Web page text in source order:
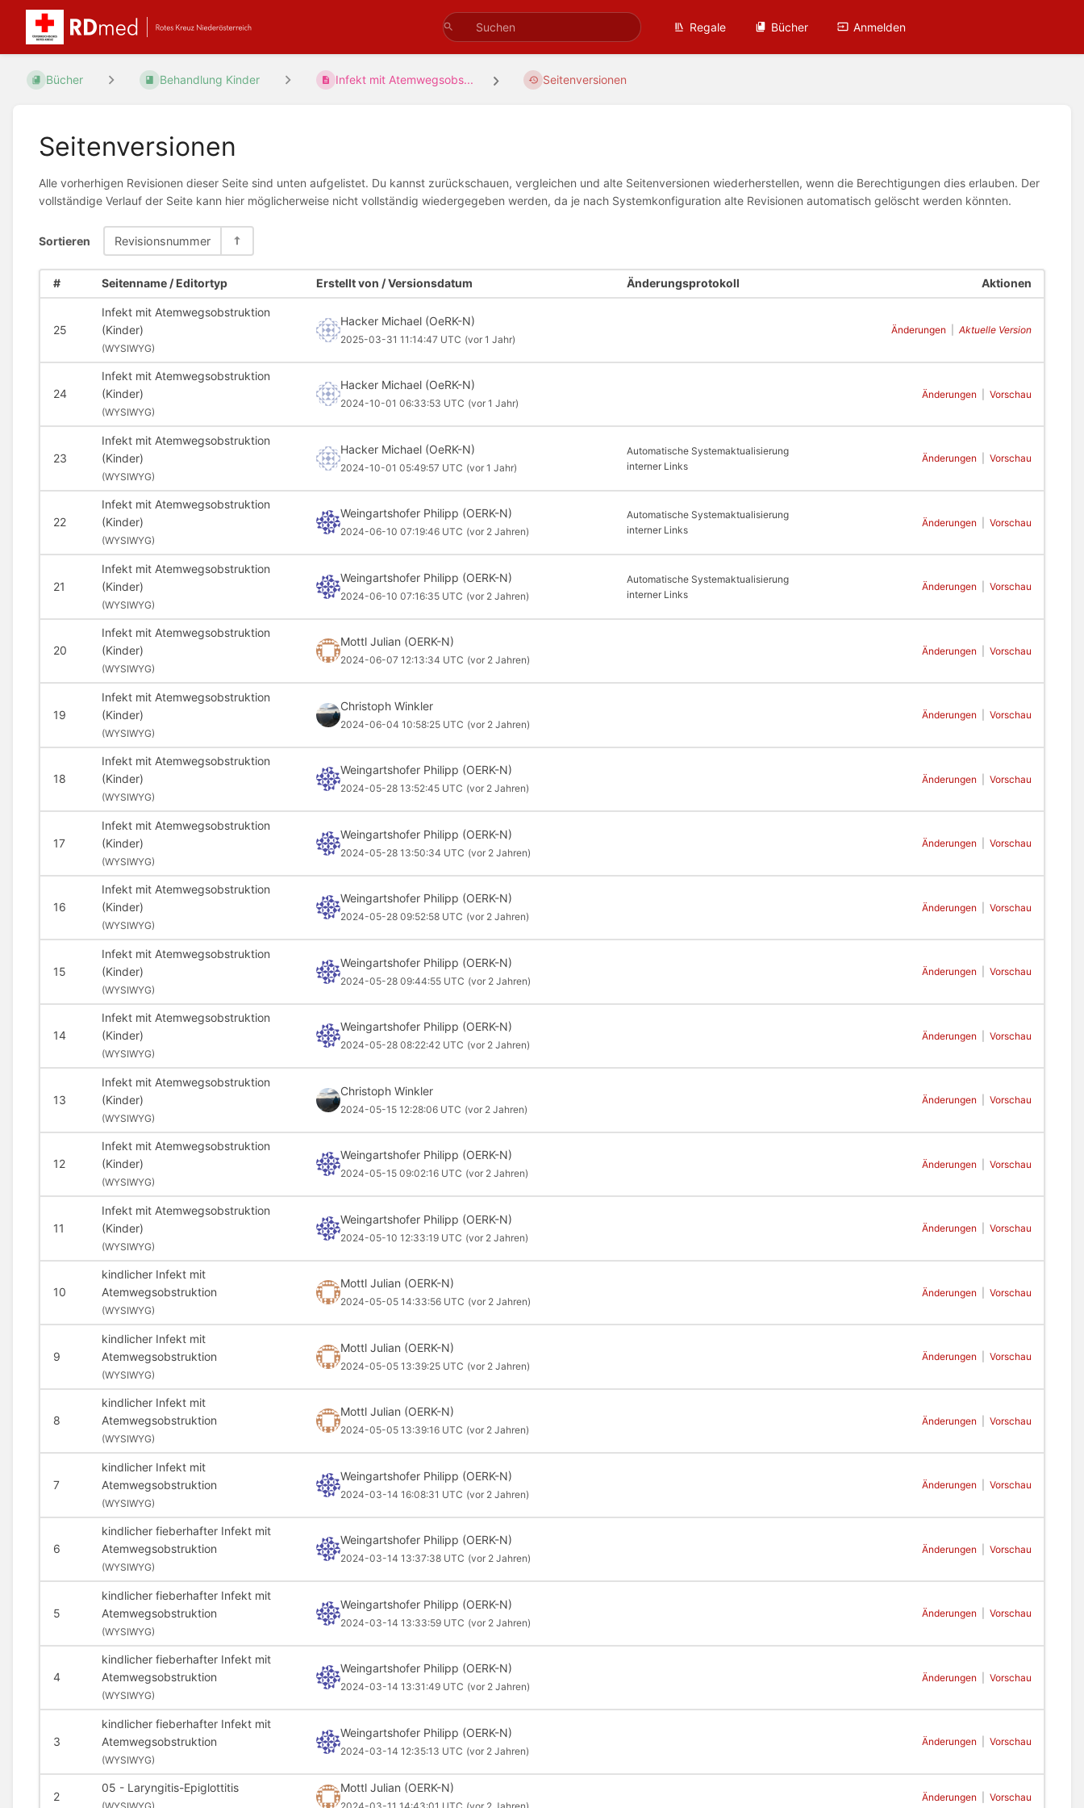
Regale Bücher Anmelden
Bücher Behandlung Kinder Infekt mit Atemwegsobs... Seitenversionen
Seitenversionen
Alle vorherhigen Revisionen dieser Seite sind unten aufgelistet. Du kannst zurückschauen, vergleichen und alte Seitenversionen wiederherstellen, wenn die Berechtigungen dies erlauben. Der
vollständige Verlauf der Seite kann hier möglicherweise nicht vollständig wiedergegeben werden, da je nach Systemkonfiguration alte Revisionen automatisch gelöscht werden könnten.
Sortieren Revisionsnummer
# Seitenname / Editortyp Erstellt von / Versionsdatum Änderungsprotokoll Aktionen
25
Infekt mit Atemwegsobstruktion
(Kinder)
(WYSIWYG)
Hacker Michael (OeRK-N)
2025-03-31 11:14:47 UTC (vor 1 Jahr)
Änderungen Aktuelle Version
24
Infekt mit Atemwegsobstruktion
(Kinder)
(WYSIWYG)
Hacker Michael (OeRK-N)
2024-10-01 06:33:53 UTC (vor 1 Jahr)
Änderungen Vorschau
23
Infekt mit Atemwegsobstruktion
(Kinder)
(WYSIWYG)
Hacker Michael (OeRK-N)
2024-10-01 05:49:57 UTC (vor 1 Jahr)
Automatische Systemaktualisierung
interner Links
Änderungen Vorschau
22
Infekt mit Atemwegsobstruktion
(Kinder)
(WYSIWYG)
Weingartshofer Philipp (OERK-N)
2024-06-10 07:19:46 UTC (vor 2 Jahren)
Automatische Systemaktualisierung
interner Links
Änderungen Vorschau
21
Infekt mit Atemwegsobstruktion
(Kinder)
(WYSIWYG)
Weingartshofer Philipp (OERK-N)
2024-06-10 07:16:35 UTC (vor 2 Jahren)
Automatische Systemaktualisierung
interner Links
Änderungen Vorschau
20
Infekt mit Atemwegsobstruktion
(Kinder)
(WYSIWYG)
Mottl Julian (OERK-N)
2024-06-07 12:13:34 UTC (vor 2 Jahren)
Änderungen Vorschau
19
Infekt mit Atemwegsobstruktion
(Kinder)
(WYSIWYG)
Christoph Winkler
2024-06-04 10:58:25 UTC (vor 2 Jahren)
Änderungen Vorschau
18
Infekt mit Atemwegsobstruktion
(Kinder)
(WYSIWYG)
Weingartshofer Philipp (OERK-N)
2024-05-28 13:52:45 UTC (vor 2 Jahren)
Änderungen Vorschau
17
Infekt mit Atemwegsobstruktion
(Kinder)
(WYSIWYG)
Weingartshofer Philipp (OERK-N)
2024-05-28 13:50:34 UTC (vor 2 Jahren)
Änderungen Vorschau
16
Infekt mit Atemwegsobstruktion
(Kinder)
(WYSIWYG)
Weingartshofer Philipp (OERK-N)
2024-05-28 09:52:58 UTC (vor 2 Jahren)
Änderungen Vorschau
15
Infekt mit Atemwegsobstruktion
(Kinder)
(WYSIWYG)
Weingartshofer Philipp (OERK-N)
2024-05-28 09:44:55 UTC (vor 2 Jahren)
Änderungen Vorschau
14
Infekt mit Atemwegsobstruktion
(Kinder)
(WYSIWYG)
Weingartshofer Philipp (OERK-N)
2024-05-28 08:22:42 UTC (vor 2 Jahren)
Änderungen Vorschau
13
Infekt mit Atemwegsobstruktion
(Kinder)
(WYSIWYG)
Christoph Winkler
2024-05-15 12:28:06 UTC (vor 2 Jahren)
Änderungen Vorschau
12
Infekt mit Atemwegsobstruktion
(Kinder)
(WYSIWYG)
Weingartshofer Philipp (OERK-N)
2024-05-15 09:02:16 UTC (vor 2 Jahren)
Änderungen Vorschau
11
Infekt mit Atemwegsobstruktion
(Kinder)
(WYSIWYG)
Weingartshofer Philipp (OERK-N)
2024-05-10 12:33:19 UTC (vor 2 Jahren)
Änderungen Vorschau
10
kindlicher Infekt mit
Atemwegsobstruktion
(WYSIWYG)
Mottl Julian (OERK-N)
2024-05-05 14:33:56 UTC (vor 2 Jahren)
Änderungen Vorschau
9
kindlicher Infekt mit
Atemwegsobstruktion
(WYSIWYG)
Mottl Julian (OERK-N)
2024-05-05 13:39:25 UTC (vor 2 Jahren)
Änderungen Vorschau
8
kindlicher Infekt mit
Atemwegsobstruktion
(WYSIWYG)
Mottl Julian (OERK-N)
2024-05-05 13:39:16 UTC (vor 2 Jahren)
Änderungen Vorschau
7
kindlicher Infekt mit
Atemwegsobstruktion
(WYSIWYG)
Weingartshofer Philipp (OERK-N)
2024-03-14 16:08:31 UTC (vor 2 Jahren)
Änderungen Vorschau
6
kindlicher fieberhafter Infekt mit
Atemwegsobstruktion
(WYSIWYG)
Weingartshofer Philipp (OERK-N)
2024-03-14 13:37:38 UTC (vor 2 Jahren)
Änderungen Vorschau
5
kindlicher fieberhafter Infekt mit
Atemwegsobstruktion
(WYSIWYG)
Weingartshofer Philipp (OERK-N)
2024-03-14 13:33:59 UTC (vor 2 Jahren)
Änderungen Vorschau
4
kindlicher fieberhafter Infekt mit
Atemwegsobstruktion
(WYSIWYG)
Weingartshofer Philipp (OERK-N)
2024-03-14 13:31:49 UTC (vor 2 Jahren)
Änderungen Vorschau
3
kindlicher fieberhafter Infekt mit
Atemwegsobstruktion
(WYSIWYG)
Weingartshofer Philipp (OERK-N)
2024-03-14 12:35:13 UTC (vor 2 Jahren)
Änderungen Vorschau
2
05 - Laryngitis-Epiglottitis Mottl Julian (OERK-N)
Änderungen Vorschau